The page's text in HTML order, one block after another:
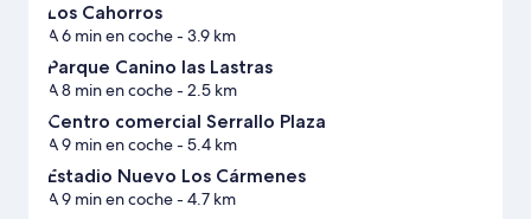
Los Cahorros
A 6 min en coche- 3.9 km
Parque Canino las Lastras
A 8 min en coche- 2.5 km
Centro comercial Serrallo Plaza
A 9 min en coche- 5.4 km
Estadio Nuevo Los Cármenes
A 9 min en coche- 4.7 km